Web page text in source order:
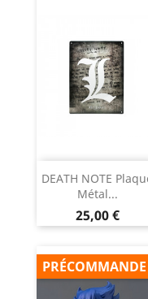
DEATH NOTE
Métal...
Prix
25,00 €
PRÉCOMMANDE